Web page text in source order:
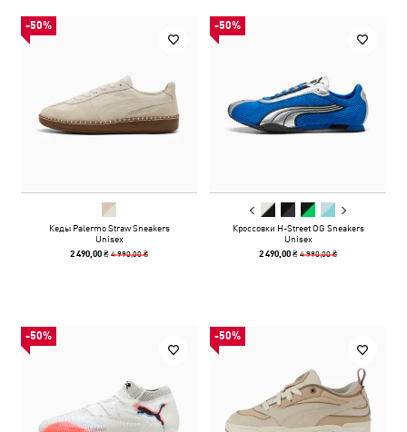
-50%
Кеды Palermo Straw Sneakers
Unisex
2 490,00 ₴4 990,00 ₴
-50%
Кроссовки H-Street OG Sneakers
Unisex
2 490,00 ₴4 990,00 ₴
-50% -50%